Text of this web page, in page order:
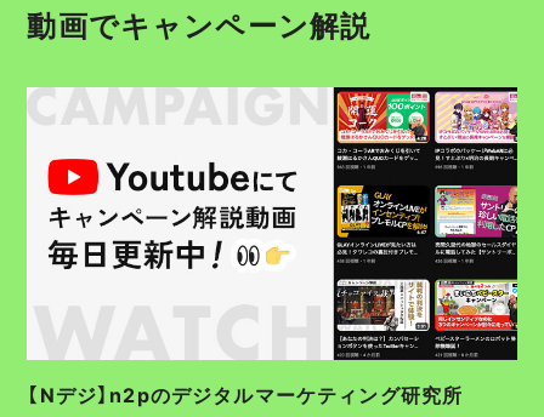
動画でキャンペーン解説
【Nデジ】n2pのデジタルマーケティング研究所